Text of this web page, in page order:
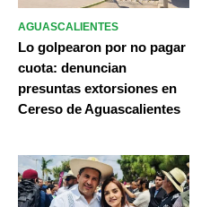
AGUASCALIENTES
Lo golpearon por no pagar
cuota: denuncian
presuntas extorsiones en
Cereso de Aguascalientes